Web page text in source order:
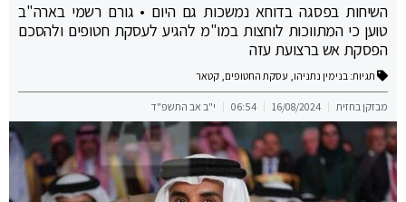
השיחות בפסגה בדוחא נמשכות גם היום • גורם רשמי בארה"ב
טוען כי המתווכות לוחצות במו"מ להגיע לעסקת חטופים ולהסכם
הפסקת אש ברצועת עזה
תגיות: בנימין נתניהו, עסקת החטופים, קטאר
מבזקן בחזית 16/08/2024
06:54 י"ב אב התשפ"ד